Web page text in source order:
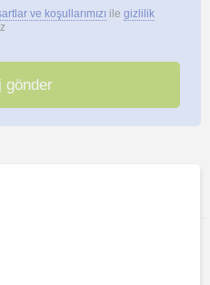
ve koşullarımızı ile gizlilik
e-posta ile gönder